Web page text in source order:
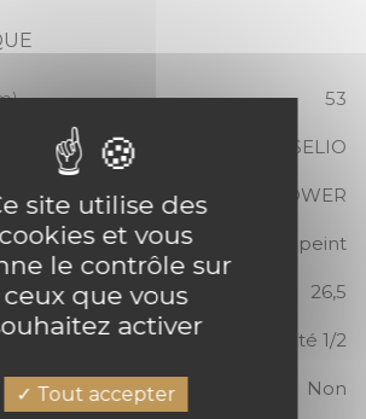
53
CASELIO
GIRL POWER
Papier peint
26,5
Raccord sauté 1/2
Non
site utilise des
cookies et vous
le contrôle sur
ceux que vous
activer
Tout accepter